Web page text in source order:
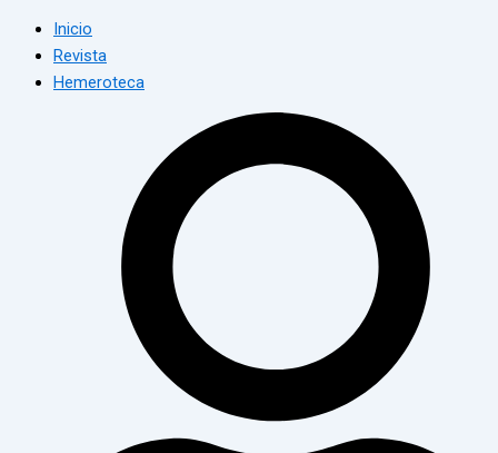
Inicio
Revista
Hemeroteca